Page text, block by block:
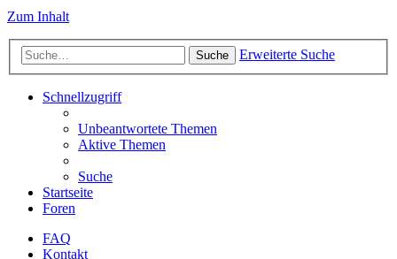
Zum Inhalt
Suche Erweiterte Suche
Schnellzugriff
Unbeantwortete Themen
Aktive Themen
Suche
Startseite
Foren
FAQ
Kontakt